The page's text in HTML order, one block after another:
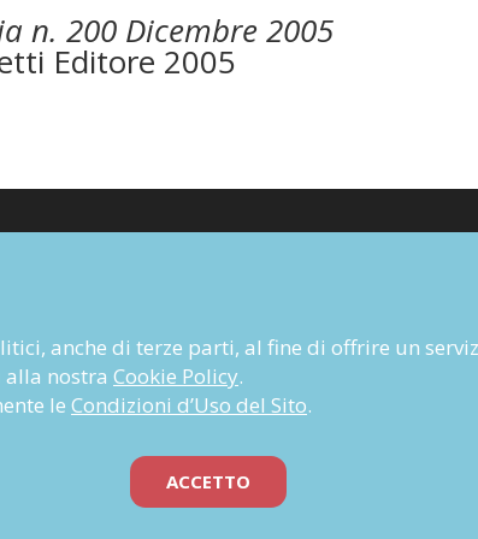
n. 200 Dicembre 2005
Editore 2005
Autori
Rivista
Prossime uscite
anche di terze parti, al fine di offrire un
nostra Cookie Policy.
le Condizioni d’Uso del Sito.
ACCETTO